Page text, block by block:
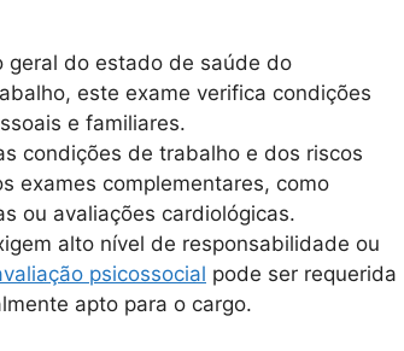
geral do estado de saúde do
este exame verifica condições
e familiares.
condições de trabalho e dos riscos
exames complementares, como
ou avaliações cardiológicas.
alto nível de responsabilidade ou
psicossocial pode ser requerida
apto para o cargo.